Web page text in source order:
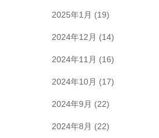
2025年1月 (19)
2024年12月 (14)
2024年11月 (16)
2024年10月 (17)
2024年9月 (22)
2024年8月 (22)